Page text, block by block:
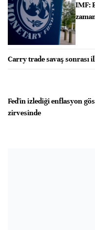
IMF:
Carry trade savaş sonrası
Fed'in izlediği enflasyon
zirvesinde